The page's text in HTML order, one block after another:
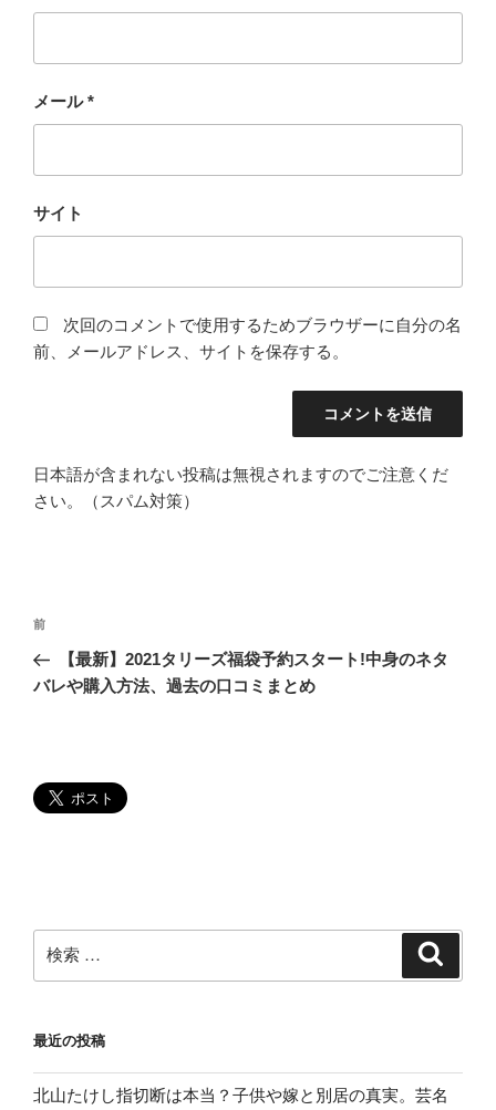
メール*
サイト
次回のコメントで使用するためブラウザーに自分の名
前、メールアドレス、サイトを保存する。
日本語が含まれない投稿は無視されますのでご注意くだ
さい。（スパム対策）
投
ナ
シ
過
去
の
前
【最新】2021タリーズ福袋予約スタート!中身のネタ
バレや購入方法、過去の口コミまとめ
検
索:
最近の投稿
北山たけし指切断は本当？子供や嫁と別居の真実。芸名